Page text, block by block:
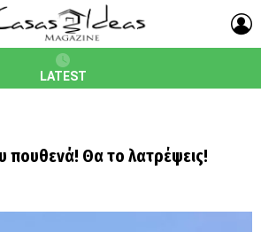
LATEST
πουθενά! Θα το λατρέψεις!